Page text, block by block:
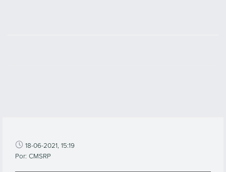
18-06-2021, 15:19
Por: CMSRP